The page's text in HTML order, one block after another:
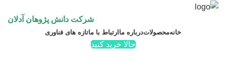
شرکت دانش پژوهان آدلان
خانهمحصولاتدرباره ما ارتباط با ماتازه های فناوری
حالا خرید کنید